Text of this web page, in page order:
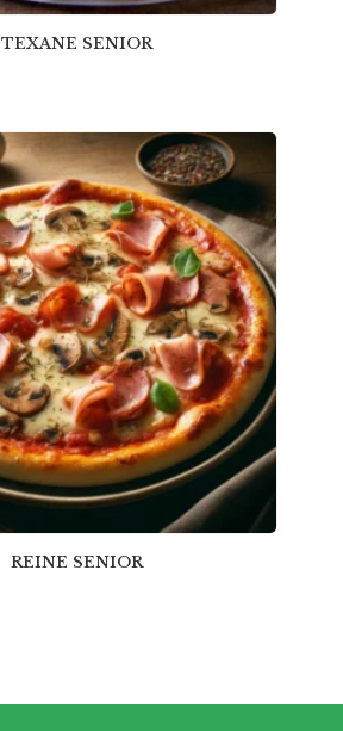
TEXANE SENIOR
REINE SENIOR